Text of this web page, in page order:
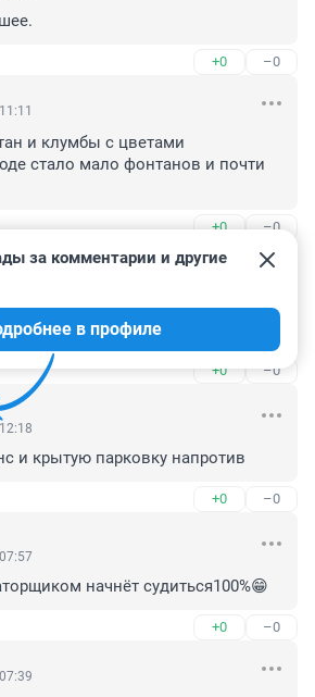
+0 –0
и клумбы с цветами
стало мало фонтанов и почти
+0 –0
снесут? Это уже не город а
+0 –0
за комментарии и другие
в профиле
и крытую парковку напротив
+0 –0
начнёт судиться100%😁
+0 –0